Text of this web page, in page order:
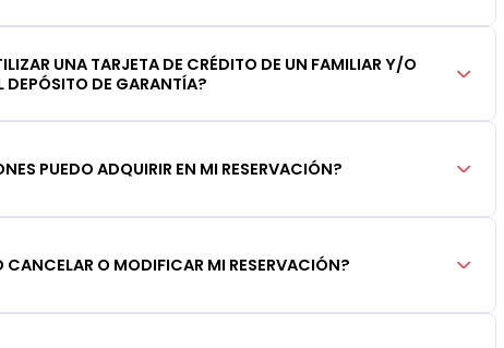
UNA TARJETA DE CRÉDITO DE UN FAMILIAR Y/O
DEPÓSITO DE GARANTÍA?
PUEDO ADQUIRIR EN MI RESERVACIÓN?
CANCELAR O MODIFICAR MI RESERVACIÓN?